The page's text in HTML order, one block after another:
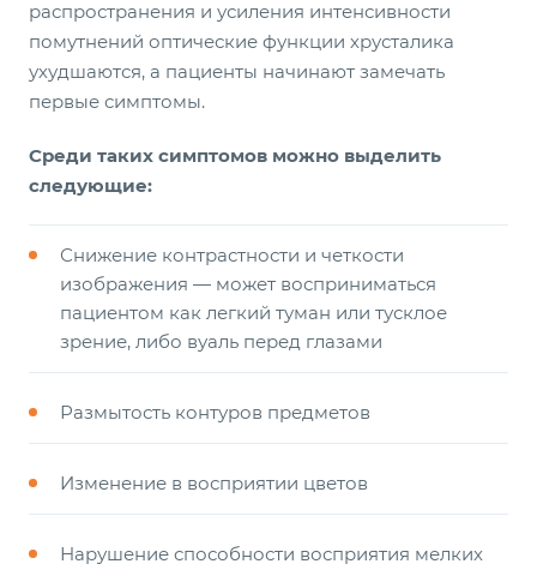
распространения и усиления интенсивности
помутнений оптические функции хрусталика
ухудшаются, а пациенты начинают замечать
первые симптомы.
Среди таких симптомов можно выделить
следующие:
Снижение контрастности и четкости
изображения — может восприниматься
пациентом как легкий туман или тусклое
зрение, либо вуаль перед глазами
Размытость контуров предметов
Изменение в восприятии цветов
Нарушение способности восприятия мелких